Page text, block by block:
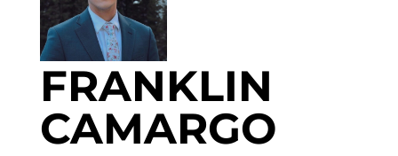
FRANKLIN
CAMARGO